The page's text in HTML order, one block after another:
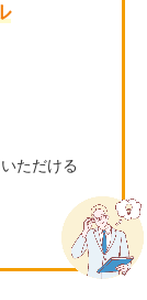
ただける